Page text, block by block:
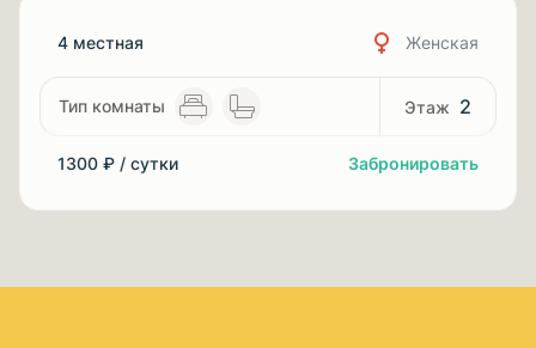
4 местная Женская
2
1300 ₽ / сутки Забронировать